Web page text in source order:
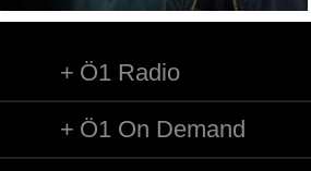
Ö1 Radio
Ö1 On Demand